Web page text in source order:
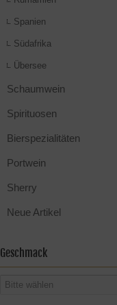
Spanien
Südafrika
Übersee
Schaumwein
Spirituosen
Bierspezialitäten
Portwein
Sherry
Neue Artikel
Geschmack